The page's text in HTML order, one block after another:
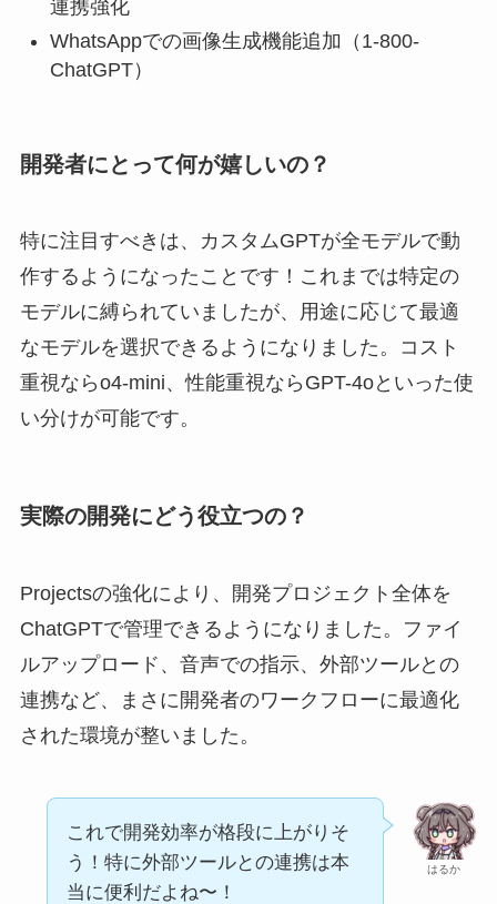
連携強化
WhatsAppでの画像生成機能追加（1-800-
ChatGPT）
開発者にとって何が嬉しいの？
特に注目すべきは、カスタムGPTが全モデルで動
作するようになったことです！これまでは特定の
モデルに縛られていましたが、用途に応じて最適
なモデルを選択できるようになりました。コスト
重視ならo4-mini、性能重視ならGPT-4oといった使
い分けが可能です。
実際の開発にどう役立つの？
Projectsの強化により、開発プロジェクト全体を
ChatGPTで管理できるようになりました。ファイ
ルアップロード、音声での指示、外部ツールとの
連携など、まさに開発者のワークフローに最適化
された環境が整いました。
はるか
これで開発効率が格段に上がりそ
う！特に外部ツールとの連携は本
当に便利だよね〜！